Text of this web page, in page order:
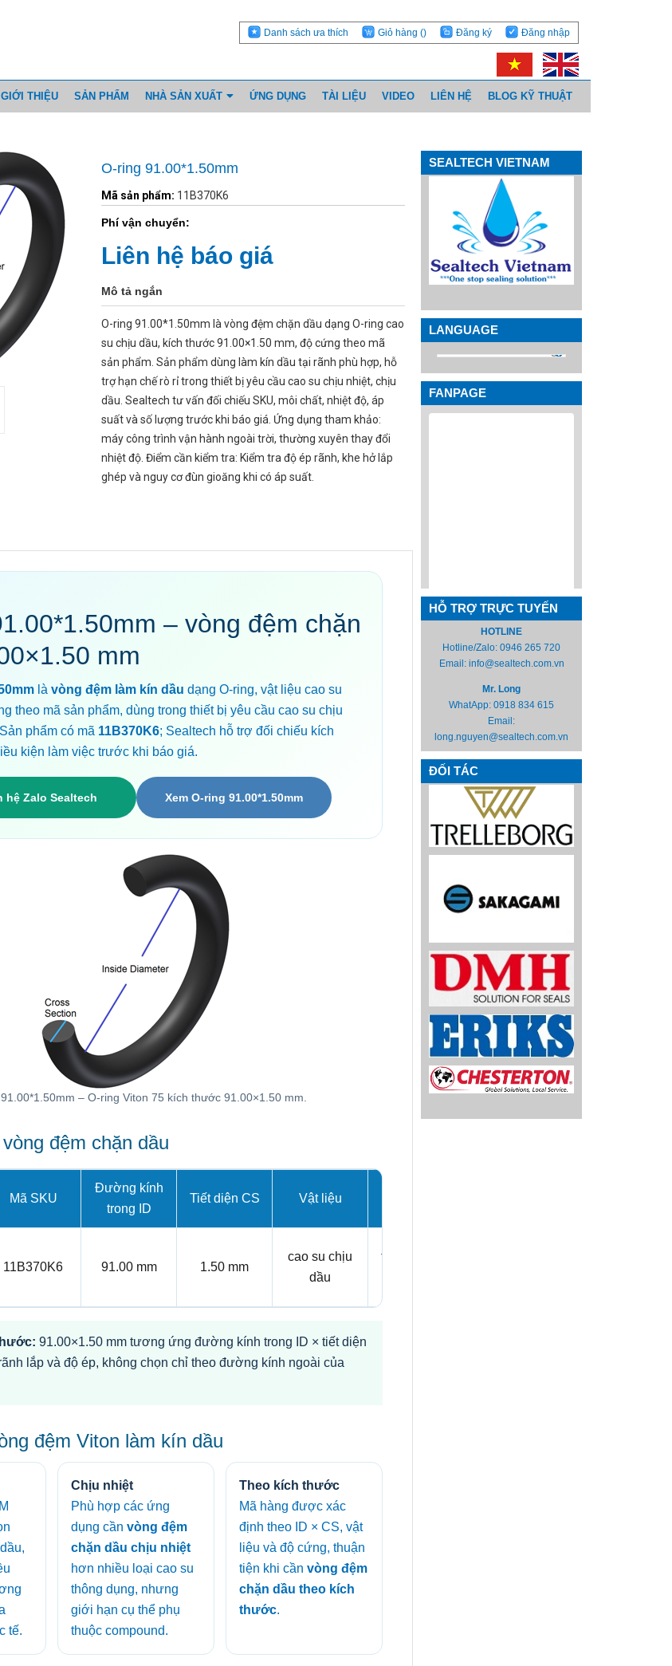
Danh sách ưa thích Giỏ hàng () Đăng ký Đăng nhập
GIỚI THIỆU SẢN PHẨM NHÀ SẢN XUẤT ỨNG DỤNG TÀI LIỆU VIDEO LIÊN HỆ BLOG KỸ THUẬT
O-ring 91.00*1.50mm
Mã sản phẩm: 11B370K6
Phí vận chuyển:
Liên hệ báo giá
Mô tả ngắn
O-ring 91.00*1.50mm là vòng đệm chặn dầu dạng O-ring cao
su chịu dầu, kích thước 91.00×1.50 mm, độ cứng theo mã
sản phẩm. Sản phẩm dùng làm kín dầu tại rãnh phù hợp, hỗ
trợ hạn chế rò rỉ trong thiết bị yêu cầu cao su chịu nhiệt, chịu
dầu. Sealtech tư vấn đối chiếu SKU, môi chất, nhiệt độ, áp
suất và số lượng trước khi báo giá. Ứng dụng tham khảo:
máy công trình vận hành ngoài trời, thường xuyên thay đổi
nhiệt độ. Điểm cần kiểm tra: Kiểm tra độ ép rãnh, khe hở lắp
ghép và nguy cơ đùn gioăng khi có áp suất.
– vòng đệm chặn
mm
là vòng đệm làm kín dầu dạng O-ring, vật liệu cao su
theo mã sản phẩm, dùng trong thiết bị yêu cầu cao su chịu
phẩm có mã 11B370K6; Sealtech hỗ trợ đối chiếu kích
kiện làm việc trước khi báo giá.
hệ Zalo Sealtech Xem O-ring 91.00*1.50mm
– O-ring Viton 75 kích thước 91.00×1.50 mm.
đệm chặn dầu
Mã SKU
Đường kính
trong ID
Tiết diện CS Vật liệu
11B370K6 91.00 mm 1.50 mm
cao su chịu
dầu
theo mã sản
91.00×1.50 mm tương ứng đường kính trong ID × tiết diện
lắp và độ ép, không chọn chỉ theo đường kính ngoài của
đệm Viton làm kín dầu
tế.
Chịu nhiệt
Phù hợp các ứng
dụng cần vòng đệm
chặn dầu chịu nhiệt
hơn nhiều loại cao su
thông dụng, nhưng
giới hạn cụ thể phụ
thuộc compound.
Theo kích thước
Mã hàng được xác
định theo ID × CS, vật
liệu và độ cứng, thuận
tiện khi cần vòng đệm
chặn dầu theo kích
thước.
SEALTECH VIETNAM
LANGUAGE
FANPAGE
HỖ TRỢ TRỰC TUYẾN
HOTLINE
Hotline/Zalo: 0946 265 720
Email: info@sealtech.com.vn
Mr. Long
WhatApp: 0918 834 615
Email:
long.nguyen@sealtech.com.vn
ĐỐI TÁC